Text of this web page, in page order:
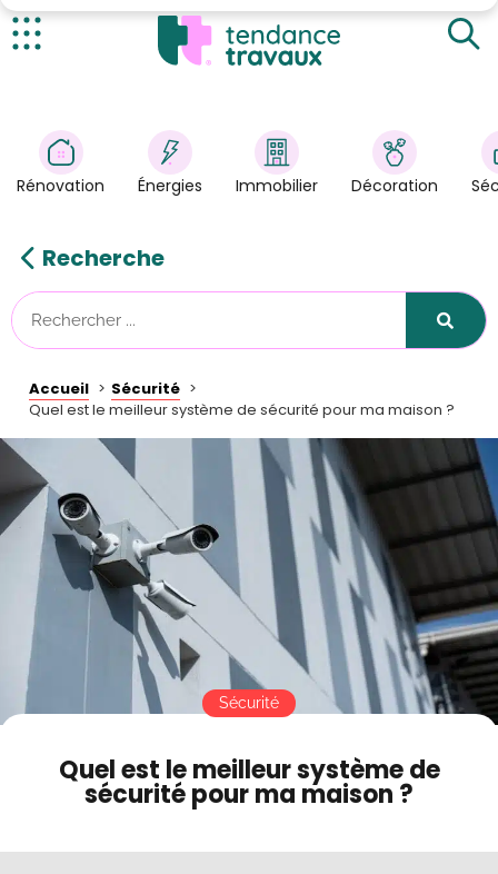
Énergies
Immobilier
Astuces/DIY
Tendance Travaux
Kit partenaire
À propos
Contact
Mode sombre
Rénovation Énergies Immobilier Décoration
Recherche
Accueil
Sécurité
Quel est le meilleur système de sécurité pour ma maison ?
Les différents types de systèmes de sécurité
Critères de choix d'un système de sécurité
Quel est le meilleur système de
sécurité pour ma maison ?
Sécurité